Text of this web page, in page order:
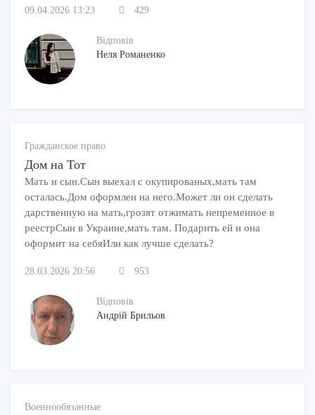
09.04.2026 13:23 429
Відповів
Неля Романенко
Гражданское право
Дом на Тот
Мать и сын.Сын выехал с окупированых,мать там
осталась.Дом оформлен на него.Может ли он сделать
дарственную на мать,грозят отжимать непременное в
реестрСын в Украине,мать там. Подарить ей и она
оформит на себяИли как лучше сделать?
28.03.2026 20:56 953
Відповів
Андрій Брильов
Военнообязанные